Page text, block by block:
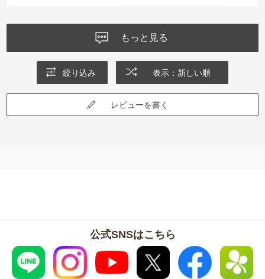
もっと見る
絞り込み 表示：新しい順
レビューを書く
公式SNSはこちら